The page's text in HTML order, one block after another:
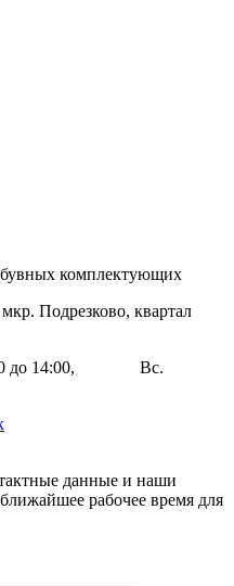
комплектующих
Подрезково, квартал
9:00 до 14:00, Вс.
данные и наши
рабочее время для